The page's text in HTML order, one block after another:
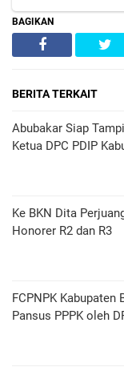
BAGIKAN
BERITA TERKAIT
Abubakar Siap
Ketua DPC PDIP
Ke BKN Dita
Honorer R2 dan R3
FCPNPK Kabupaten
Pansus PPPK oleh